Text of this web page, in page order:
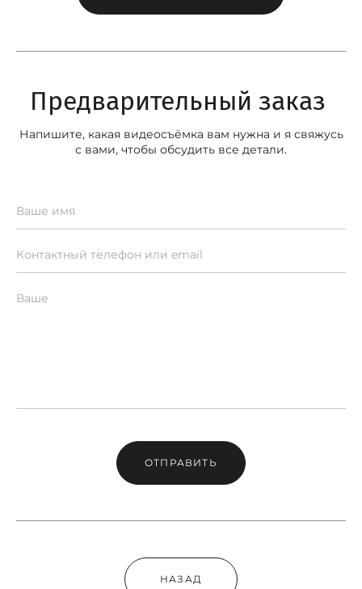
Предварительный заказ
Напишите, какая видеосъёмка вам нужна и я свяжусь
с вами, чтобы обсудить все детали.
ОТПРАВИТЬ
НАЗАД